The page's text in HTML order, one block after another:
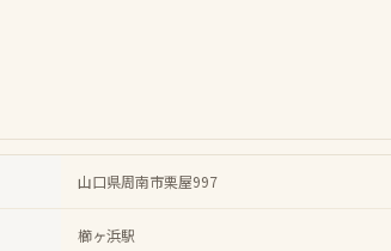
山口県周南市栗屋997
櫛ヶ浜駅